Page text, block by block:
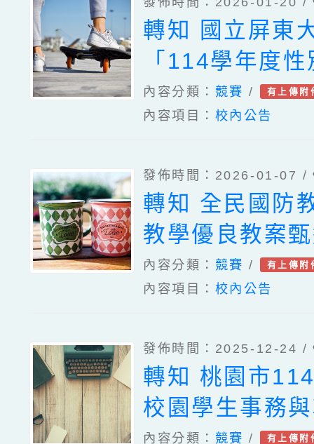
轉知 國立屏東
「114學年度
育課程教學教
計畫」
內容分類： 競賽 / 有上傳附
內容項目： 校內公告
發佈時間：2026-01-07 /
轉知 全民國防
教學優良教案
內容分類： 競賽 / 有上傳附
內容項目： 校內公告
發佈時間：2025-12-24 /
轉知 桃園市
校園學生事務
－－高中、國
內容分類： 競賽 / 有上傳附